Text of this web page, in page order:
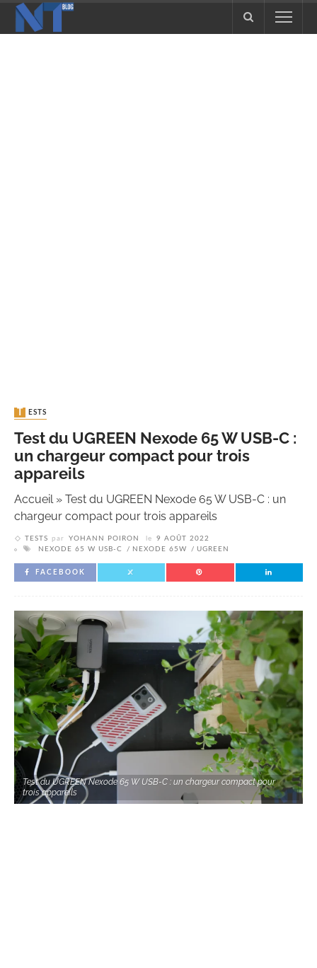
TESTS
Test du UGREEN Nexode 65 W USB-C :
un chargeur compact pour trois
appareils
Accueil» Test du UGREEN Nexode 65 W USB-C : un
chargeur compact pour trois appareils
TESTS par YOHANN POIRON le
9 AOÛT 2022
NEXODE 65 W USB-C
NEXODE 65W UGREEN
FACEBOOK
Test du UGREEN Nexode 65 W USB-C : un chargeur compact pour
trois appareils